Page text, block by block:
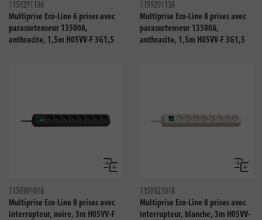
1159291136
Multiprise Eco-Line 6 prises avec
parasurtenseur 13500A,
anthracite, 1,5m H05VV-F 3G1,5
1159291138
Multiprise Eco-Line 8 prises avec
parasurtenseur 13500A,
anthracite, 1,5m H05VV-F 3G1,5
Comparer
1159301018
Multiprise Eco-Line 8 prises avec
interrupteur, noire, 3m H05VV-F
1159321018
Multiprise Eco-Line 8 prises avec
interrupteur, blanche, 3m H05VV-